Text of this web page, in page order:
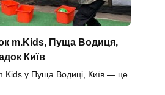
m.Kids, Пуща Водиця,
Київ
у Пуща Водиці, Київ — це